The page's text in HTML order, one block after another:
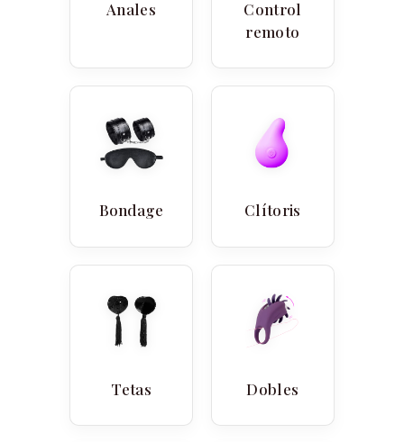
Anales
Control
remoto
Bondage Clítoris
Tetas Dobles